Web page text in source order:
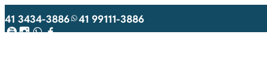
41 3434-3886
41 99111-3886
Youtube